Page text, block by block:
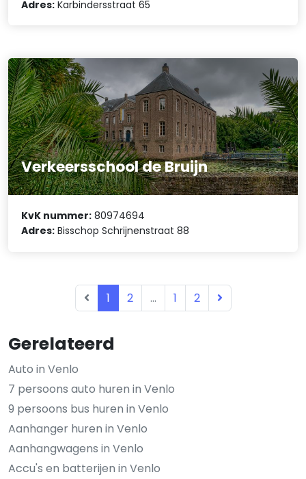
Gerelateerd
Auto in Venlo
7 persoons auto huren in Venlo
9 persoons bus huren in Venlo
Aanhanger huren in Venlo
Aanhangwagens in Venlo
Accu's en batterijen in Venlo
Adres: Karbindersstraat 65
Verkeersschool de Bruijn
KvK nummer: 80974694
Adres: Bisschop Schrijnenstraat 88
1 2 ... 1 2